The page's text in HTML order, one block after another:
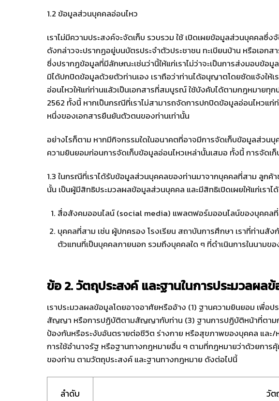
1.2 ข้อมูลส่วนบุคคลอ่อนไหว
เราไม่มีความประสงค์จะจัดเก็บ รวบรวม ใช้ เปิดเผยข้อมูลส่วนบุคคล
ดังกล่าวจะปรากฏอยู่บนบัตรประจำตัวประชาชน ทะเบียนบ้าน หรือเอก
ซึ่งปรากฏข้อมูลที่มีลักษณะเช่นว่านี้ให้แก่เราไม่ว่าจะเป็นการส่งมอบข้อ
มิได้ปกปิดข้อมูลด้วยตัวท่านเอง เราถือว่าท่านได้อนุญาตโดยชัดแจ้งให้
อ่อนไหวให้แก่ท่านแล้วเป็นเอกสารที่สมบูรณ์ ใช้บังคับได้ตามกฎหมายทุ
2562 ทั้งนี้ หากเป็นกรณีที่เราไม่สามารถจัดการปกปิดข้อมูลอ่อนไหวแ
หนึ่งของเอกสารยืนยันตัวตนของท่านเท่านั้น
อย่างไรก็ตาม หากมีกิจกรรมใดในอนาคตที่อาจมีการจัดเก็บข้อมูลส่วน
ความยินยอมก่อนการจัดเก็บข้อมูลอ่อนไหวเหล่านั้นเสมอ ทั้งนี้ การจัด
1.3 ในกรณีที่เราได้รับข้อมูลส่วนบุคคลของท่านมาจากบุคคลที่สาม ลูกค้
นั้น เป็นผู้มีสิทธิประมวลผลข้อมูลส่วนบุคคล และมีสิทธิเปิดเผยให้แก่เร
สื่อสังคมออนไลน์ (social media) แพลตฟอร์มออนไลน์ของบุคคล
บุคคลที่สาม เช่น ผู้ปกครอง โรงเรียน สถาบันการศึกษา เราที่ท่าน
ตัวแทนที่เป็นบุคคลภายนอก รวมถึงบุคคลใด ๆ ที่ดำเนินการในนามข
ข้อ 2. วัตถุประสงค์ และฐานในการประมวลผล
เราประมวลผลข้อมูลโดยอาจอาศัยหรืออ้าง (1) ฐานความยินยอม เ
สัญญา หรือการปฏิบัติตามสัญญากับท่าน (3) ฐานการปฏิบัติหน้าที่ตามก
ป้องกันหรือระงับอันตรายต่อชีวิต ร่างกาย หรือสุขภาพของบุคคล และ/
การใช้อำนาจรัฐ หรือฐานทางกฎหมายอื่น ๆ ตามที่กฎหมายว่าด้วยกา
ของท่าน ตามวัตถุประสงค์ และฐานทางกฎหมาย ดังต่อไปนี้
ลำดับ วัต